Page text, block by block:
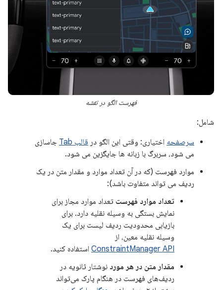
فهرست الگو در نقشه
شامل:
سرصفحه اختیاری: وقتی این الگو در قالب Tab
جاسازی
می شود، سربرگ با زبانه ها جایگزین می شود.
موارد فهرست (که در آن تعداد موارد و مقدار متن در یک
ردیف می تواند متفاوت باشد):
تعداد موارد فهرست تعداد موارد مجاز برای
نمایش بستگی به وسیله نقلیه دارد. برای
بازیابی محدودیت ردیف لیست برای یک
وسیله نقلیه معین، از
ConstraintManager API استفاده کنید.
مقدار متن در هر مورد نوشتار ثانویه در
ردیف‌های فهرست در هنگام پارک می‌تواند